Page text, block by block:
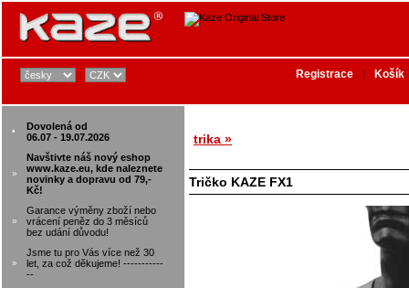
•
Dovolená od
06.07 - 19.07.2026
»
Navštivte náš nový eshop
www.kaze.eu, kde naleznete
novinky a dopravu od 79,-
Kč!
»
Garance výměny zboží nebo
vrácení peněz do 3 měsíců
bez udání důvodu!
»
Jsme tu pro Vás více než 30
let, za což děkujeme! -----------
--
Registrace | Košík
trika »
Tričko KAZE FX1